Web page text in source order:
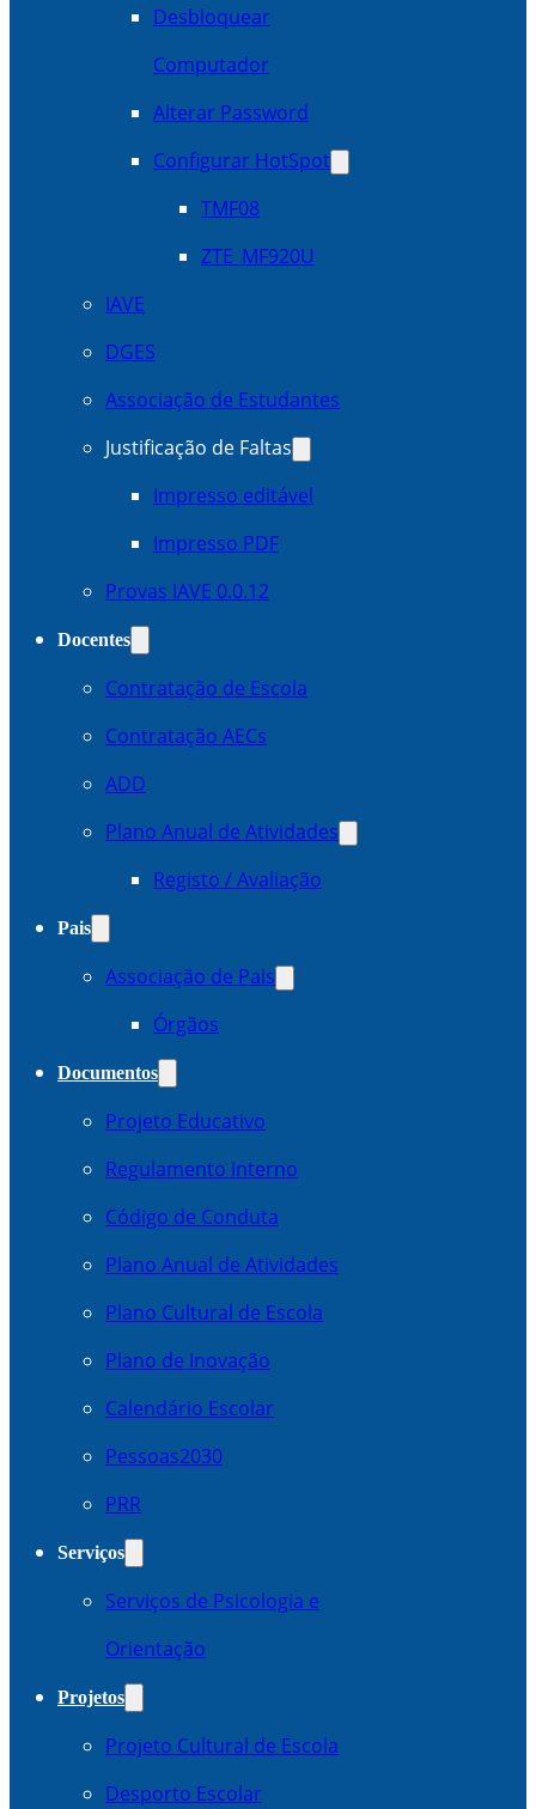
Desbloquear
Computador
Alterar Password
Configurar HotSpot
TMF08
ZTE_MF920U
IAVE
DGES
Associação de Estudantes
Justificação de Faltas
Impresso editável
Impresso PDF
Provas IAVE 0.0.12
Docentes
Contratação de Escola
Contratação AECs
ADD
Plano Anual de Atividades
Registo / Avaliação
Pais
Associação de Pais
Órgãos
Documentos
Projeto Educativo
Regulamento Interno
Código de Conduta
Plano Anual de Atividades
Plano Cultural de Escola
Plano de Inovação
Calendário Escolar
Pessoas2030
PRR
Serviços
Serviços de Psicologia e
Orientação
Projetos
Projeto Cultural de Escola
Desporto Escolar